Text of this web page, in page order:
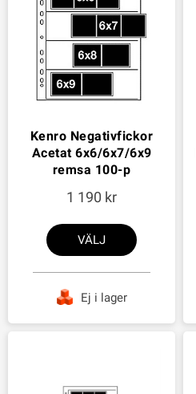
Kenro Negativfickor
Acetat 6x6/6x7/6x9
remsa 100-p
1 190
VÄLJ
Ej i lager